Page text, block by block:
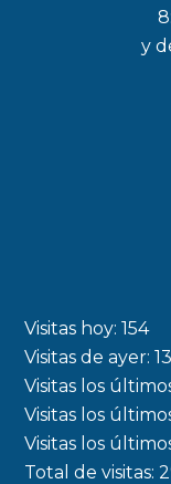
y
Visitas hoy:154
Visitas de ayer:
Visitas los
Visitas los
Visitas los
Total de visitas: